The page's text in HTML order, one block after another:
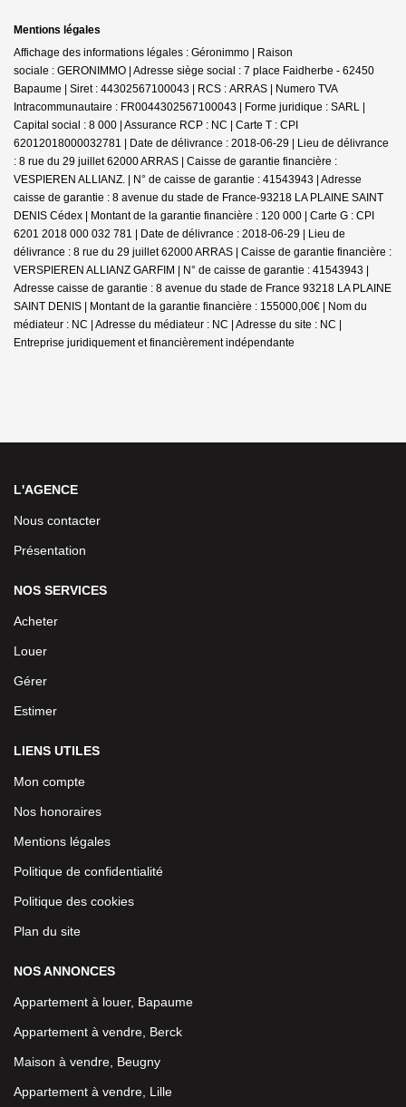
Mentions légales
Affichage des informations légales : Géronimmo | Raison
sociale : GERONIMMO | Adresse siège social : 7 place Faidherbe - 62450
Bapaume | Siret : 44302567100043 | RCS : ARRAS | Numero TVA
Intracommunautaire : FR0044302567100043 | Forme juridique : SARL |
Capital social : 8 000 | Assurance RCP : NC | Carte T : CPI
62012018000032781 | Date de délivrance : 2018-06-29 | Lieu de délivrance
: 8 rue du 29 juillet 62000 ARRAS | Caisse de garantie financière :
VESPIEREN ALLIANZ. | N° de caisse de garantie : 41543943 | Adresse
caisse de garantie : 8 avenue du stade de France-93218 LA PLAINE SAINT
DENIS Cédex | Montant de la garantie financière : 120 000 | Carte G : CPI
6201 2018 000 032 781 | Date de délivrance : 2018-06-29 | Lieu de
délivrance : 8 rue du 29 juillet 62000 ARRAS | Caisse de garantie financière :
VERSPIEREN ALLIANZ GARFIM | N° de caisse de garantie : 41543943 |
Adresse caisse de garantie : 8 avenue du stade de France 93218 LA PLAINE
SAINT DENIS | Montant de la garantie financière : 155000,00€ | Nom du
médiateur : NC | Adresse du médiateur : NC | Adresse du site : NC |
Entreprise juridiquement et financièrement indépendante
L'AGENCE
Nous contacter
Présentation
NOS SERVICES
Acheter
Louer
Gérer
Estimer
LIENS UTILES
Mon compte
Nos honoraires
Mentions légales
Politique de confidentialité
Politique des cookies
Plan du site
NOS ANNONCES
Appartement à louer, Bapaume
Appartement à vendre, Berck
Maison à vendre, Beugny
Appartement à vendre, Lille